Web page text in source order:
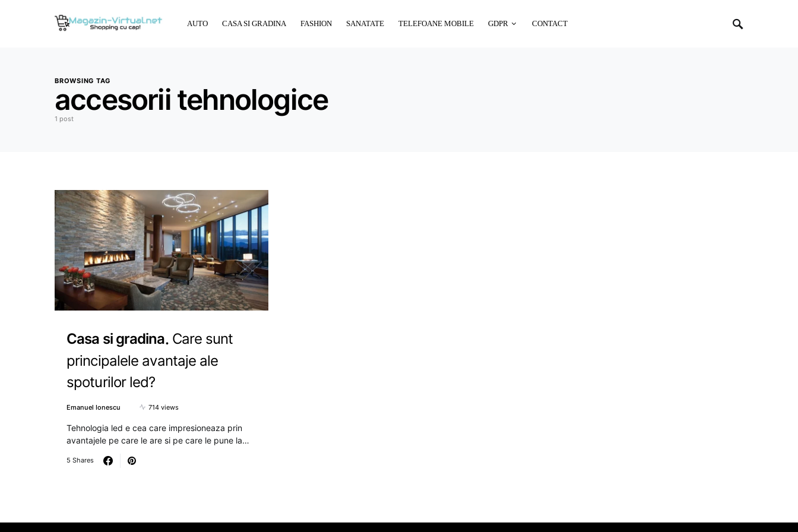
AUTO CASA SI GRADINA FASHION SANATATE TELEFOANE MOBILE GDPR CONTACT
BROWSING TAG
accesorii tehnologice
1 post
Casa si gradina Care sunt
principalele avantaje ale
spoturilor led?
Emanuel Ionescu 714 views
Tehnologia led e cea care impresioneaza prin
avantajele pe care le are si pe care le pune la…
5 Shares